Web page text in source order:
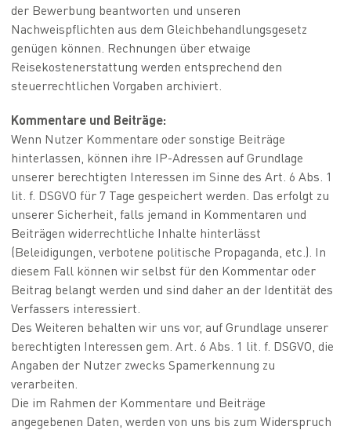
der Bewerbung beantworten und unseren
Nachweispflichten aus dem Gleichbehandlungsgesetz
genügen können. Rechnungen über etwaige
Reisekostenerstattung werden entsprechend den
steuerrechtlichen Vorgaben archiviert.
Kommentare und Beiträge:
Wenn Nutzer Kommentare oder sonstige Beiträge
hinterlassen, können ihre IP-Adressen auf Grundlage
unserer berechtigten Interessen im Sinne des Art. 6 Abs. 1
lit. f. DSGVO für 7 Tage gespeichert werden. Das erfolgt zu
unserer Sicherheit, falls jemand in Kommentaren und
Beiträgen widerrechtliche Inhalte hinterlässt
(Beleidigungen, verbotene politische Propaganda, etc.). In
diesem Fall können wir selbst für den Kommentar oder
Beitrag belangt werden und sind daher an der Identität des
Verfassers interessiert.
Des Weiteren behalten wir uns vor, auf Grundlage unserer
berechtigten Interessen gem. Art. 6 Abs. 1 lit. f. DSGVO, die
Angaben der Nutzer zwecks Spamerkennung zu
verarbeiten.
Die im Rahmen der Kommentare und Beiträge
angegebenen Daten, werden von uns bis zum Widerspruch